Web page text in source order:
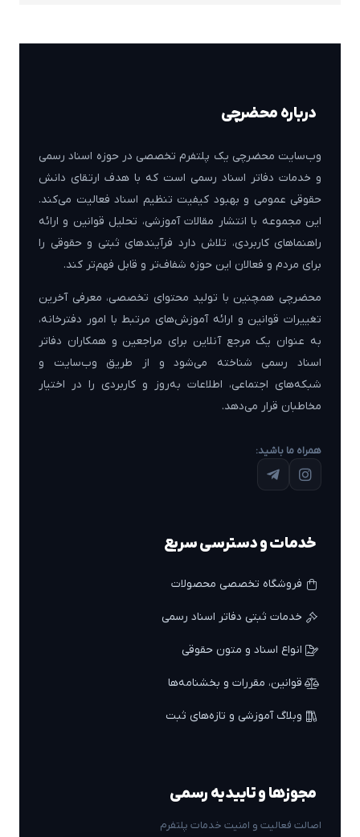
درباره محضرچی
وب‌سایت محضرچی یک پلتفرم تخصصی در حوزه اسناد رسمی
و خدمات دفاتر اسناد رسمی است که با هدف ارتقای دانش
حقوقی عمومی و بهبود کیفیت تنظیم اسناد فعالیت می‌کند.
این مجموعه با انتشار مقالات آموزشی، تحلیل قوانین و ارائه
راهنماهای کاربردی، تلاش دارد فرآیندهای ثبتی و حقوقی را
برای مردم و فعالان این حوزه شفاف‌تر و قابل فهم‌تر کند.
محضرچی همچنین با تولید محتوای تخصصی، معرفی آخرین
تغییرات قوانین و ارائه آموزش‌های مرتبط با امور دفترخانه،
به عنوان یک مرجع آنلاین برای مراجعین و همکاران دفاتر
اسناد رسمی شناخته می‌شود و از طریق وب‌سایت و
شبکه‌های اجتماعی، اطلاعات به‌روز و کاربردی را در اختیار
مخاطبان قرار می‌دهد.
همراه ما باشید:
خدمات و دسترسی سریع
فروشگاه تخصصی محصولات
خدمات ثبتی دفاتر اسناد رسمی
انواع اسناد و متون حقوقی
قوانین، مقررات و بخشنامه‌ها
وبلاگ آموزشی و تازه‌های ثبت
مجوزها و تاییدیه رسمی
اصالت فعالیت و امنیت خدمات پلتفرم